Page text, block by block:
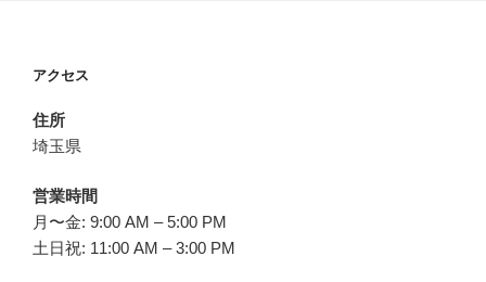
アクセス
住所
埼玉県
営業時間
月〜金: 9:00 AM – 5:00 PM
土日祝: 11:00 AM – 3:00 PM